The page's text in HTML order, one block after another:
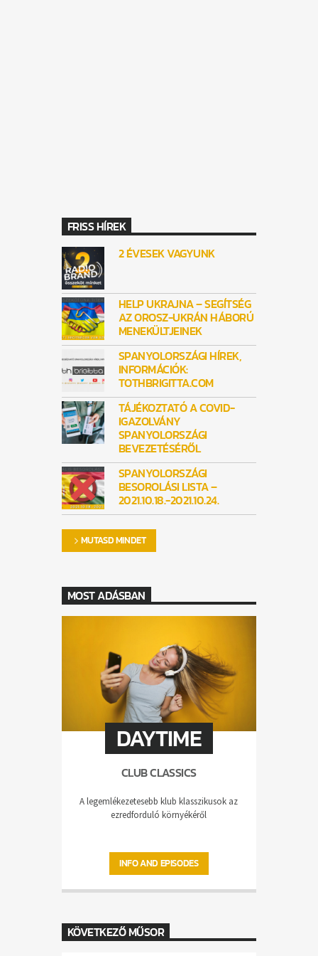
FRISS HÍREK
2 ÉVESEK VAGYUNK
HELP UKRAJNA – SEGÍTSÉG
AZ OROSZ-UKRÁN HÁBORÚ
MENEKÜLTJEINEK
SPANYOLORSZÁGI HÍREK,
INFORMÁCIÓK:
TOTHBRIGITTA.COM
TÁJÉKOZTATÓ A COVID-
IGAZOLVÁNY
SPANYOLORSZÁGI
BEVEZETÉSÉRŐL
SPANYOLORSZÁGI
BESOROLÁSI LISTA –
2021.10.18.-2021.10.24.
MUTASD MINDET
MOST ADÁSBAN
DAYTIME
CLUB CLASSICS
A legemlékezetesebb klub klasszikusok az
ezredforduló környékéről
INFO AND EPISODES
KÖVETKEZŐ MŰSOR